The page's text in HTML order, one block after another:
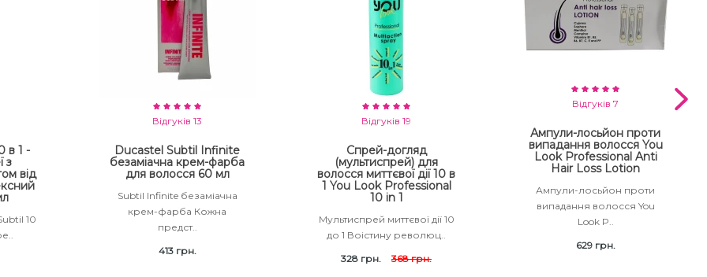
в 1 -
з
від
10
Відгуків 13
Ducastel Subtil Infinite
безаміачна крем-фарба
для волосся 60 мл
Subtil Infinite безаміачна
крем-фарба Кожна
предст..
413 грн.
Відгуків 19
Спрей-догляд
(мультиспрей) для
волосся миттєвої дії 10 в
1 You Look Professional
10 in 1
Мультиспрей миттєвої дії 10
до 1 Воістину революц..
328 грн.
368 грн.
Відгуків 7
Ампули-лосьйон проти
випадання волосся You
Look Professional Anti
Hair Loss Lotion
Ампули-лосьйон проти
випадання волосся You
Look P..
629 грн.